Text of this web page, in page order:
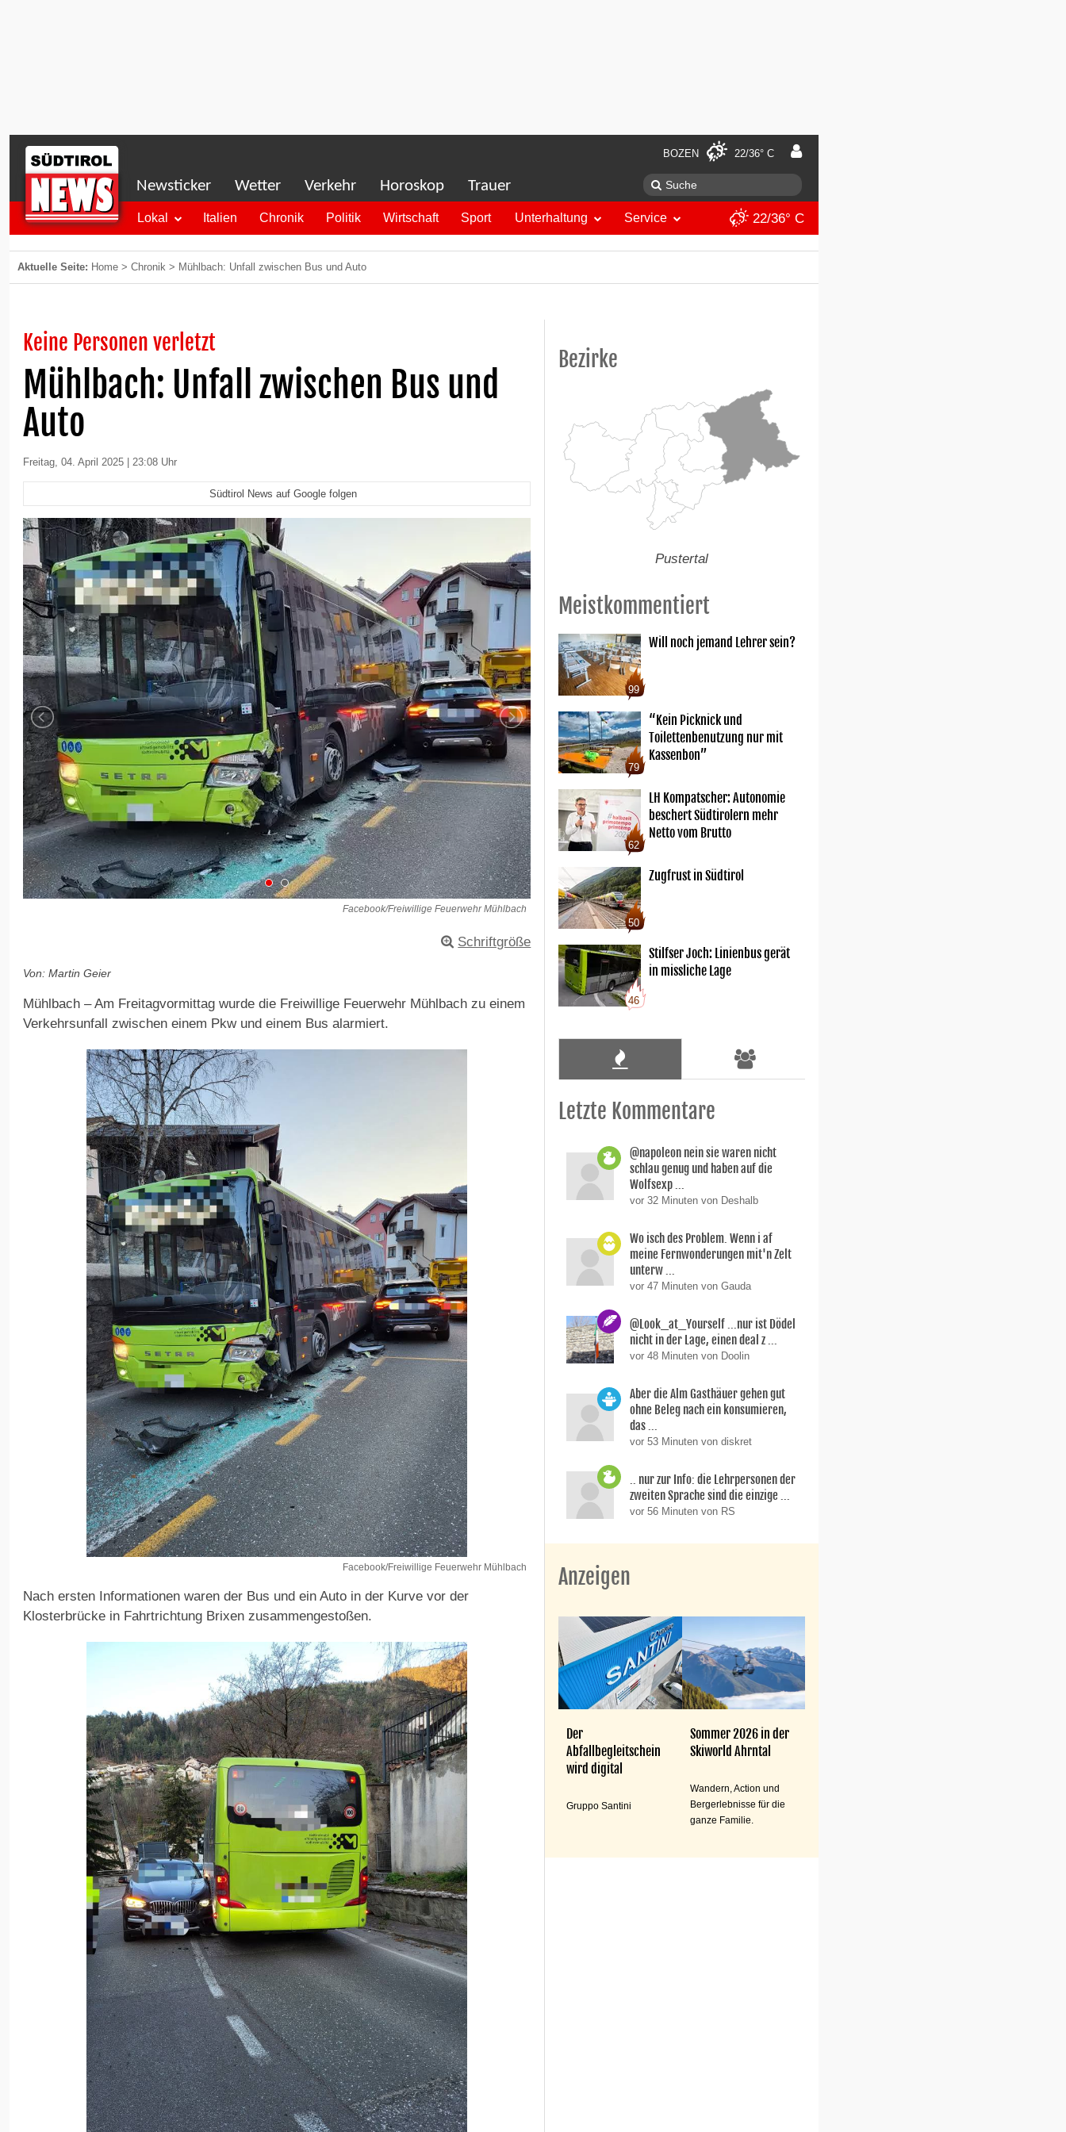
BOZEN 22/36° C
Newsticker Wetter Verkehr Horoskop Trauer
Lokal Italien Chronik Politik Wirtschaft Sport Unterhaltung Service 22/36° C
Aktuelle Seite: Home > Chronik > Mühlbach: Unfall zwischen Bus und Auto
Keine Personen verletzt
Mühlbach: Unfall zwischen Bus und
Auto
Freitag, 04. April 2025 | 23:08 Uhr
Südtirol News auf Google folgen
Facebook/Freiwillige Feuerwehr Mühlbach
Schriftgröße
Von: Martin Geier
Mühlbach – Am Freitagvormittag wurde die Freiwillige Feuerwehr Mühlbach zu einem
Verkehrsunfall zwischen einem Pkw und einem Bus alarmiert.
Facebook/Freiwillige Feuerwehr Mühlbach
Nach ersten Informationen waren der Bus und ein Auto in der Kurve vor der
Klosterbrücke in Fahrtrichtung Brixen zusammengestoßen.
Bezirke
Pustertal
Meistkommentiert
99
Will noch jemand Lehrer sein?
79
“Kein Picknick und
Toilettenbenutzung nur mit
Kassenbon”
62
LH Kompatscher: Autonomie
beschert Südtirolern mehr
Netto vom Brutto
50
Zugfrust in Südtirol
46
Stilfser Joch: Linienbus gerät
in missliche Lage
Letzte Kommentare
@napoleon nein sie waren nicht
schlau genug und haben auf die
Wolfsexp ...
vor 32 Minuten von Deshalb
Wo isch des Problem. Wenn i af
meine Fernwonderungen mit'n Zelt
unterw ...
vor 47 Minuten von Gauda
@Look_at_Yourself ...nur ist Dödel
nicht in der Lage, einen deal z ...
vor 48 Minuten von Doolin
Aber die Alm Gasthäuer gehen gut
ohne Beleg nach ein konsumieren,
das ...
vor 53 Minuten von diskret
.. nur zur Info: die Lehrpersonen der
zweiten Sprache sind die einzige ...
vor 56 Minuten von RS
Anzeigen
Der
Abfallbegleitschein
wird digital
Gruppo Santini
Sommer 2026 in der
Skiworld Ahrntal
Wandern, Action und
Bergerlebnisse für die
ganze Familie.